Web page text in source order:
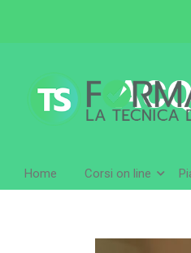
Home Corsi on line